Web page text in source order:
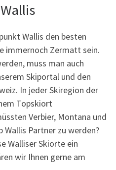
Wallis den besten
immernoch Zermatt sein.
muss man auch
Skiportal und den
In jeder Skiregion der
Topskiort
Verbier, Montana und
Wallis Partner zu werden?
Walliser Skiorte ein
wir Ihnen gerne am